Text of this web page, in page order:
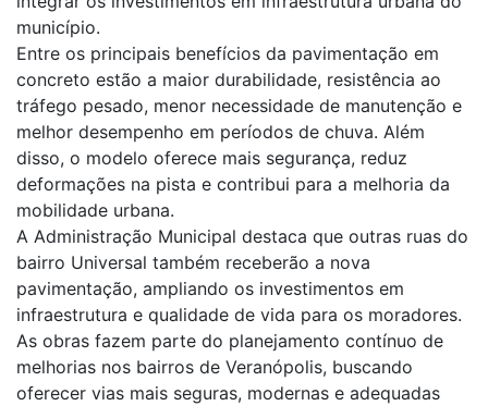
município.
Entre os principais benefícios da pavimentação em
concreto estão a maior durabilidade, resistência ao
tráfego pesado, menor necessidade de manutenção e
melhor desempenho em períodos de chuva. Além
disso, o modelo oferece mais segurança, reduz
deformações na pista e contribui para a melhoria da
mobilidade urbana.
A Administração Municipal destaca que outras ruas do
bairro Universal também receberão a nova
pavimentação, ampliando os investimentos em
infraestrutura e qualidade de vida para os moradores.
As obras fazem parte do planejamento contínuo de
melhorias nos bairros de Veranópolis, buscando
oferecer vias mais seguras, modernas e adequadas